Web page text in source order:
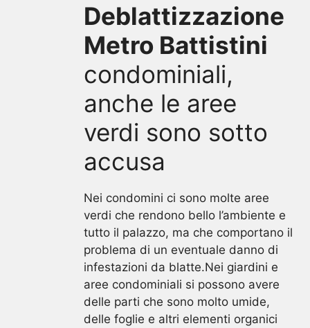
Deblattizzazione
Metro Battistini
condominiali,
anche le aree
verdi sono sotto
accusa
Nei condomini ci sono molte aree
verdi che rendono bello l’ambiente e
tutto il palazzo, ma che comportano il
problema di un eventuale danno di
infestazioni da blatte.Nei giardini e
aree condominiali si possono avere
delle parti che sono molto umide,
delle foglie e altri elementi organici